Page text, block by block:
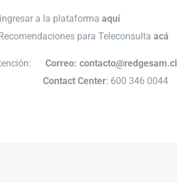
a la plataforma aquí
para Teleconsulta acá
Correo: contacto@redgesam.cl
Center: 600 346 0044